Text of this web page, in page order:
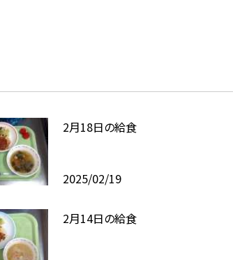
2月18日の給食
2025/02/19
2月14日の給食